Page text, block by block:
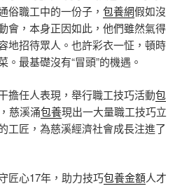
俗職工中的一份子， 包養網假如沒
會，本身正因如此，他們雖然氣得
地招待眾人。也許彩衣一怔，頓時
。最基礎沒有“冒頭”的機遇。
擔任人表現，舉行職工技巧活動包
慈溪涌包養現出一大量職工技巧立
工匠，為慈溪經濟社會成長注進了
匠心17年，助力技巧包養金額人才